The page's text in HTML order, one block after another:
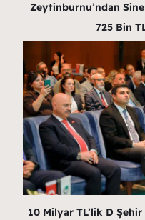
Zeytinburnu’ndan
725 Bin
10 Milyar TL’lik D